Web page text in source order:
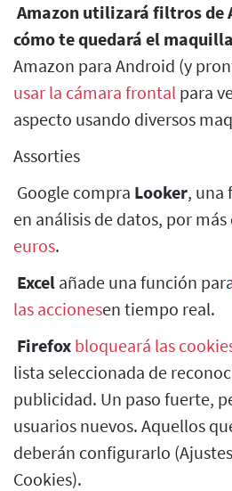
Amazon utilizará filtros de
cómo te quedará el
Amazon para Android (y
usar la cámara frontal para
aspecto usando diversos
Assorties
Google compra Looker, una
en análisis de datos, por más
euros.
Excel añade una función
las accionesen tiempo real.
Firefox bloqueará las
lista seleccionada de
publicidad. Un paso fuerte,
usuarios nuevos. Aquellos
deberán configurarlo
Cookies).